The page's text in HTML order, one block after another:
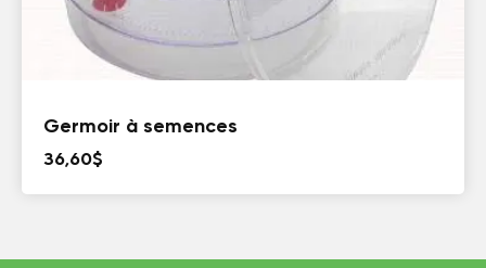
Germoir à semences
36,60$